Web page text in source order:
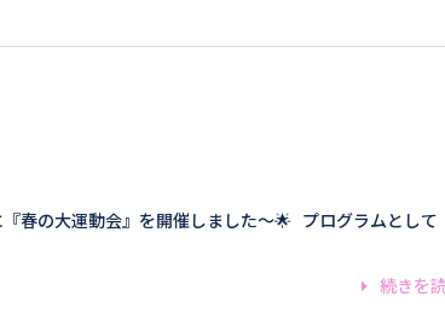
春の大運動会』を開催しました～🌟 プログラムとして
続きを